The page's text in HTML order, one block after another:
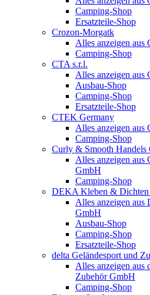
Camping-Shop
Ersatzteile-Shop
Crozon-Morgatk
Alles anzeigen aus
Camping-Shop
CTA s.r.l.
Alles anzeigen aus
Ausbau-Shop
Camping-Shop
Ersatzteile-Shop
CTEK Germany
Alles anzeigen
Camping-Shop
Curly & Smooth Handels
Alles anzeigen
GmbH
Camping-Shop
DEKA Kleben &
Alles anzeigen
GmbH
Ausbau-Shop
Camping-Shop
Ersatzteile-Shop
delta Geländesport und
Alles anzeigen aus
Zubehör GmbH
Camping-Shop